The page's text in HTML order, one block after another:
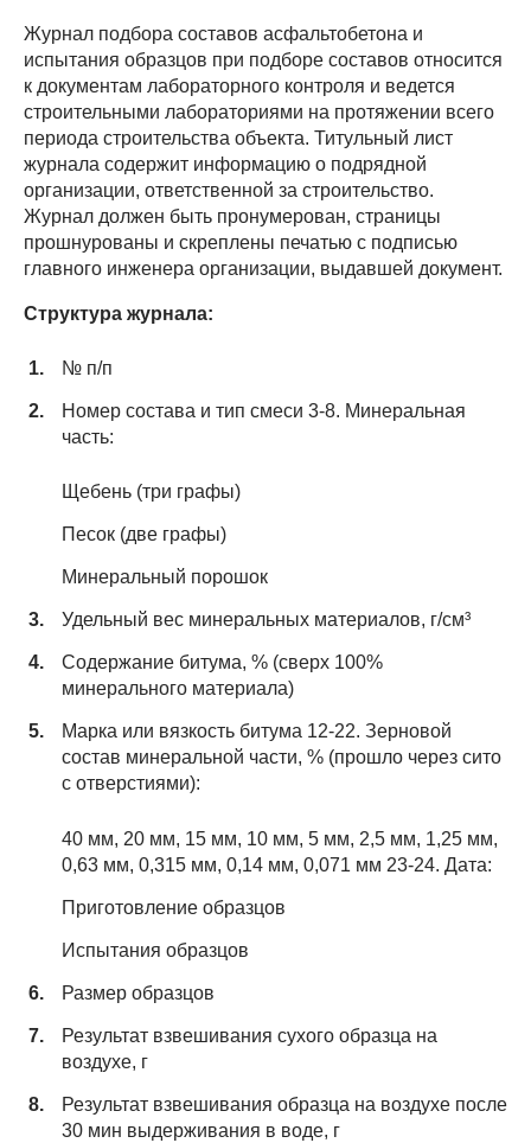
Журнал подбора составов асфальтобетона и
испытания образцов при подборе составов относится
к документам лабораторного контроля и ведется
строительными лабораториями на протяжении всего
периода строительства объекта. Титульный лист
журнала содержит информацию о подрядной
организации, ответственной за строительство.
Журнал должен быть пронумерован, страницы
прошнурованы и скреплены печатью с подписью
главного инженера организации, выдавшей документ.
Структура журнала:
№ п/п
Номер состава и тип смеси 3-8. Минеральная
часть:
Щебень (три графы)
Песок (две графы)
Минеральный порошок
Удельный вес минеральных материалов, г/см³
Содержание битума, % (сверх 100%
минерального материала)
Марка или вязкость битума 12-22. Зерновой
состав минеральной части, % (прошло через сито
с отверстиями):
40 мм, 20 мм, 15 мм, 10 мм, 5 мм, 2,5 мм, 1,25 мм,
0,63 мм, 0,315 мм, 0,14 мм, 0,071 мм 23-24. Дата:
Приготовление образцов
Испытания образцов
Размер образцов
Результат взвешивания сухого образца на
воздухе, г
Результат взвешивания образца на воздухе после
30 мин выдерживания в воде, г